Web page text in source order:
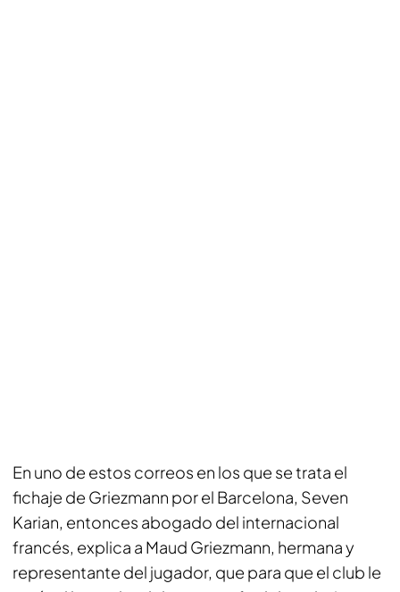
En uno de estos correos en los que se trata el
fichaje de Griezmann por el Barcelona, Seven
Karian, entonces abogado del internacional
francés, explica a Maud Griezmann, hermana y
representante del jugador, que para que el club le